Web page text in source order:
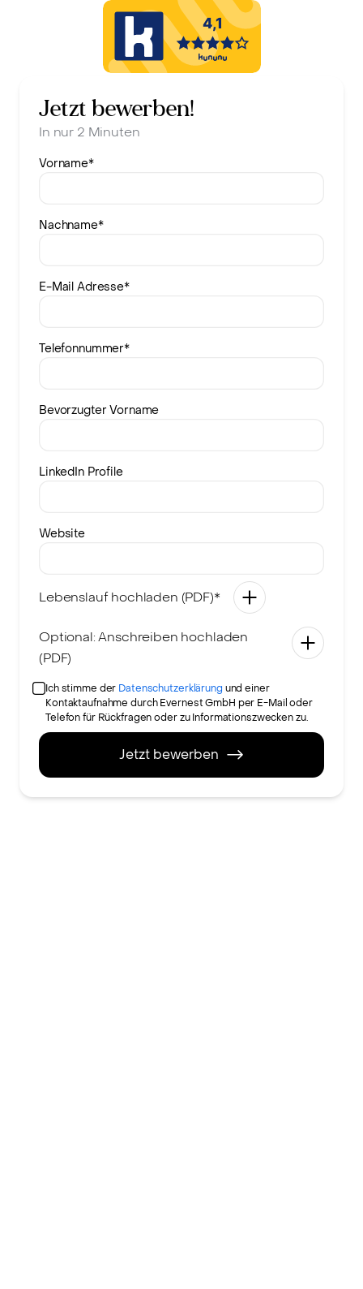
Jetzt bewerben!
In nur 2 Minuten
Vorname*
Nachname*
E-Mail Adresse*
Telefonnummer*
Bevorzugter Vorname
LinkedIn Profile
Website
Lebenslauf hochladen (PDF)*
Optional: Anschreiben hochladen
(PDF)
Ich stimme der Datenschutzerklärung und einer
Kontaktaufnahme durch Evernest GmbH per E-Mail oder
Telefon für Rückfragen oder zu Informationszwecken zu.
Jetzt bewerben